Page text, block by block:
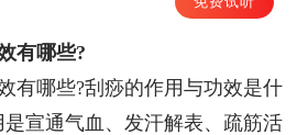
有哪些?
哪些?刮痧的作用与功效是什
宣通气血、发汗解表、疏筋活